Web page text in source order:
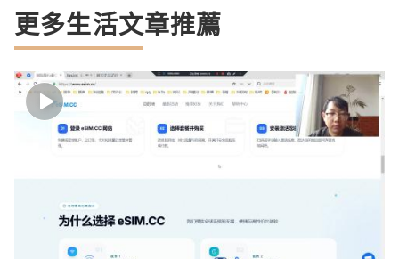
更多生活文章推薦